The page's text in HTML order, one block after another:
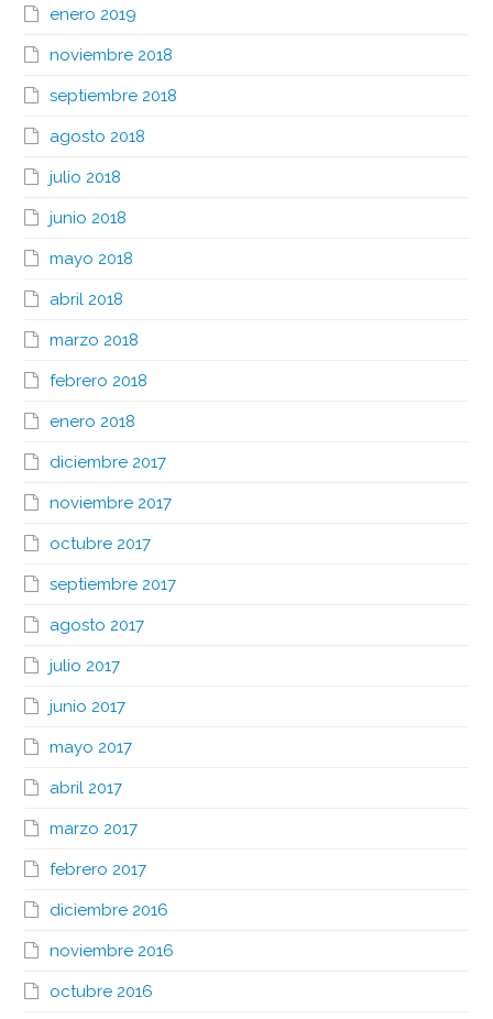
enero 2019
noviembre 2018
septiembre 2018
agosto 2018
julio 2018
junio 2018
mayo 2018
abril 2018
marzo 2018
febrero 2018
enero 2018
diciembre 2017
noviembre 2017
octubre 2017
septiembre 2017
agosto 2017
julio 2017
junio 2017
mayo 2017
abril 2017
marzo 2017
febrero 2017
diciembre 2016
noviembre 2016
octubre 2016